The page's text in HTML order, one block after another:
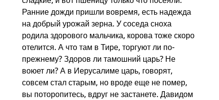
Ранние дожди пришли вовремя, есть надежда
на добрый урожай зерна. У соседа сноха
родила здорового мальчика, корова тоже скоро
отелится. А что там в Тире, торгуют ли по-
прежнему? Здоров ли тамошний царь? Не
воюет ли? А в Иерусалиме царь, говорят,
совсем стал старым, но вроде еще не помер,
вы поторопитесь, вдруг не застанете. Давидом